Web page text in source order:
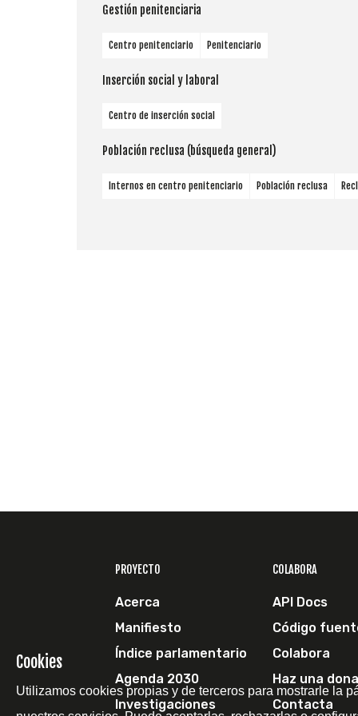
Gestión penitenciaria
Centro penitenciario Penitenciario
Inserción social y laboral
Centro de inserción social
Población reclusa (búsqueda general)
Internos en centro penitenciario Población reclusa
PROYECTO
Acerca
Manifiesto
Índice parlamentario
Agenda 2030
Investigaciones
COLABORA
API Docs
Código
Colabora
Haz una
Contacta
Cookies
Utilizamos cookies propias y de terceros para mostrarle la